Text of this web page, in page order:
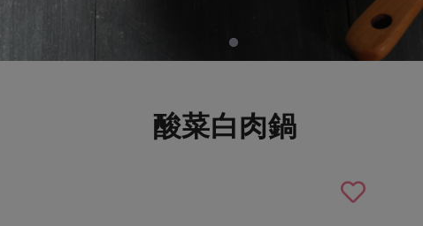
酸菜白肉鍋